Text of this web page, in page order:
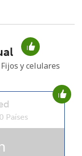
creado una contraseña
y celulares
Países